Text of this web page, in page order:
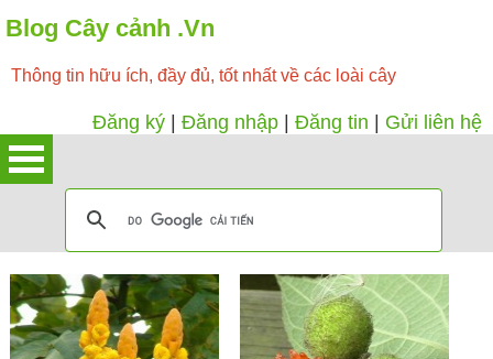
Blog Cây cảnh .Vn
Thông tin hữu ích, đầy đủ, tốt nhất về các loài cây
Đăng ký Đăng nhập Đăng tin Gửi liên hệ